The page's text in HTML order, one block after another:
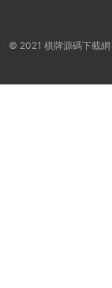
© 2021 棋牌源碼下載網